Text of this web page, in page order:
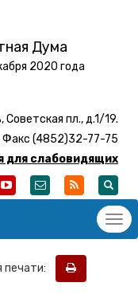
Дума
2020 года
Советская пл., д.1/19.
(4852)32-77-75
для слабовидящих
печати: